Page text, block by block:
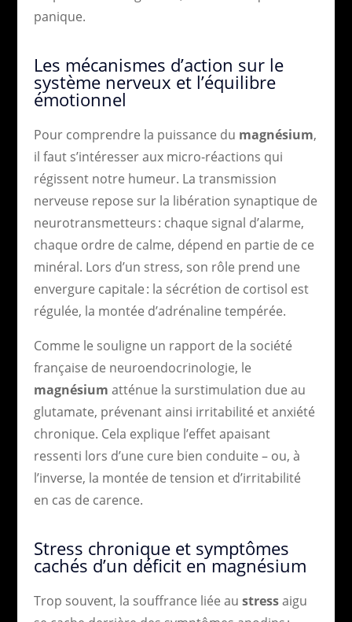
panique.
Les mécanismes d’action sur le
système nerveux et l’équilibre
émotionnel
Pour comprendre la puissance du magnésium,
il faut s’intéresser aux micro-réactions qui
régissent notre humeur. La transmission
nerveuse repose sur la libération synaptique de
neurotransmetteurs : chaque signal d’alarme,
chaque ordre de calme, dépend en partie de ce
minéral. Lors d’un stress, son rôle prend une
envergure capitale : la sécrétion de cortisol est
régulée, la montée d’adrénaline tempérée.
Comme le souligne un rapport de la société
française de neuroendocrinologie, le
magnésium atténue la surstimulation due au
glutamate, prévenant ainsi irritabilité et anxiété
chronique. Cela explique l’effet apaisant
ressenti lors d’une cure bien conduite – ou, à
l’inverse, la montée de tension et d’irritabilité
en cas de carence.
Stress chronique et symptômes
cachés d’un déficit en magnésium
Trop souvent, la souffrance liée au stressaigu